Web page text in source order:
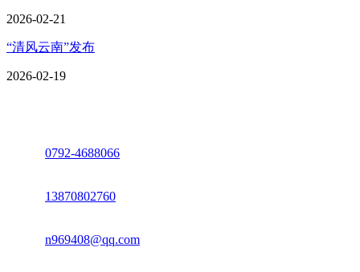
2026-02-21
“清风云南”发布
2026-02-19
0792-4688066
13870802760
n969408@qq.com